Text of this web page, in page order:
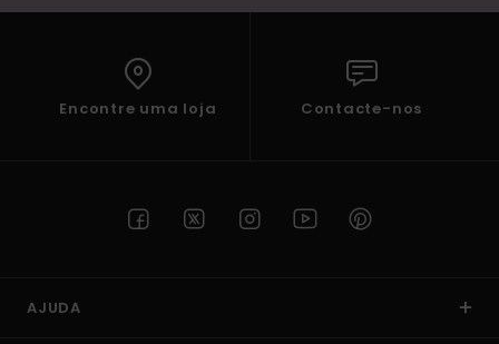
Encontre uma loja Contacte-nos
AJUDA